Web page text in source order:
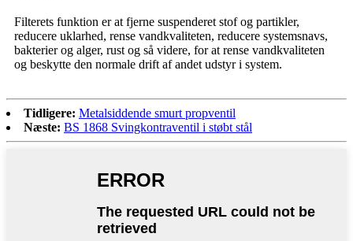
Filterets funktion er at fjerne suspenderet stof og partikler,
reducere uklarhed, rense vandkvaliteten, reducere systemsnavs,
bakterier og alger, rust og så videre, for at rense vandkvaliteten
og beskytte den normale drift af andet udstyr i system.
Tidligere: Metalsiddende smurt propventil
Næste: BS 1868 Svingkontraventil i støbt stål